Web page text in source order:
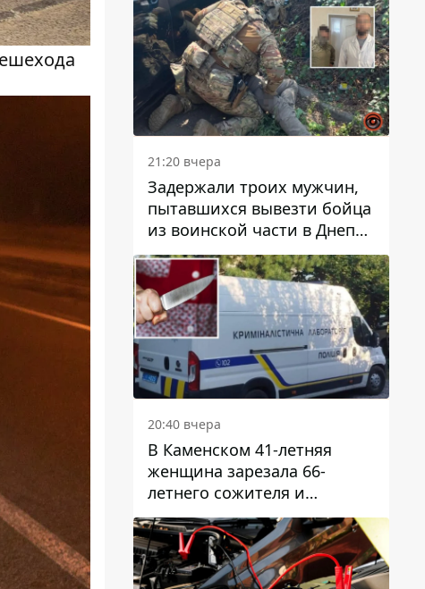
21:20 вчера
Задержали троих мужчин,
пытавшихся вывезти бойца
из воинской части в Днепр
за 7 тысяч долларов: среди
них был врач
20:40 вчера
В Каменском 41-летняя
женщина зарезала 66-
летнего сожителя и
пыталась обмануть
полицейских